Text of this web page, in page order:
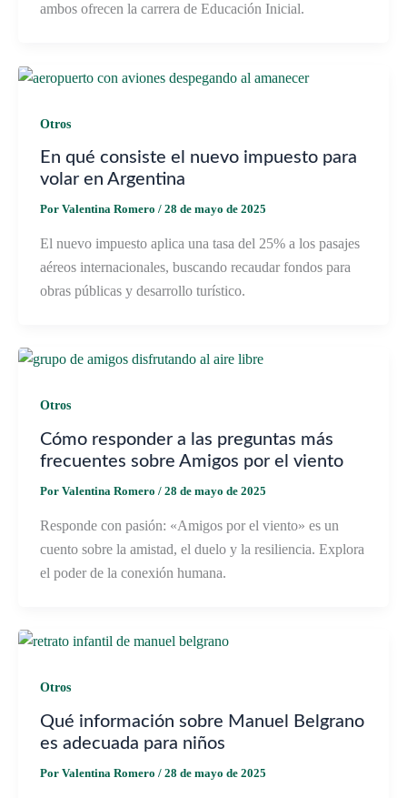
ambos ofrecen la carrera de Educación Inicial.
Otros
En qué consiste el nuevo impuesto para
volar en Argentina
Por Valentina Romero / 28 de mayo de 2025
El nuevo impuesto aplica una tasa del 25% a los pasajes
aéreos internacionales, buscando recaudar fondos para
obras públicas y desarrollo turístico.
Otros
Cómo responder a las preguntas más
frecuentes sobre Amigos por el viento
Por Valentina Romero / 28 de mayo de 2025
Responde con pasión: «Amigos por el viento» es un
cuento sobre la amistad, el duelo y la resiliencia. Explora
el poder de la conexión humana.
Otros
Qué información sobre Manuel Belgrano
es adecuada para niños
Por Valentina Romero / 28 de mayo de 2025